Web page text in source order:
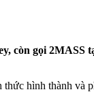
gọi 2MASS
hình thành và